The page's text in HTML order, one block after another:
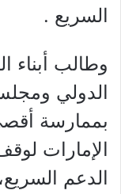
السريع .
وطالب أبناء
الدولي
بممارسة
الإمارات
الدعم